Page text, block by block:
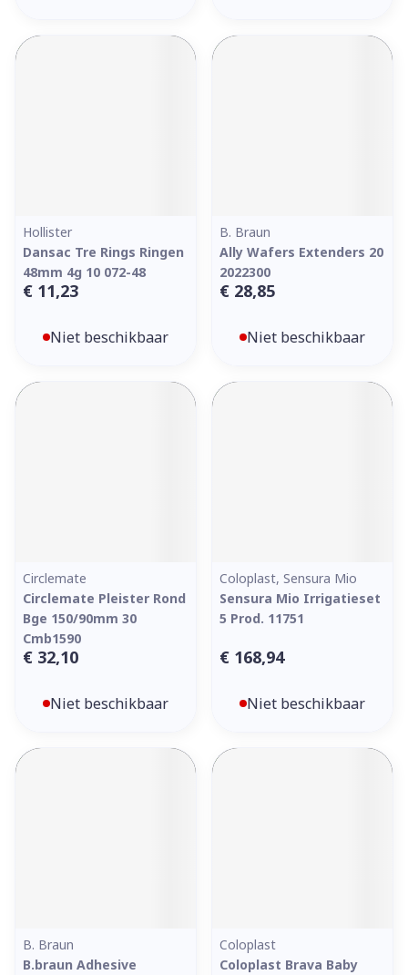
Hollister
Dansac Tre Rings Ringen
48mm 4g 10 072-48
€ 11,23
Niet beschikbaar
B. Braun
Ally Wafers Extenders 20
2022300
€ 28,85
Niet beschikbaar
Circlemate
Circlemate Pleister Rond
Bge 150/90mm 30
Cmb1590
€ 32,10
Niet beschikbaar
Coloplast, Sensura Mio
Sensura Mio Irrigatieset
5 Prod. 11751
€ 168,94
Niet beschikbaar
B. Braun
B.braun Adhesive
Coloplast
Coloplast Brava Baby